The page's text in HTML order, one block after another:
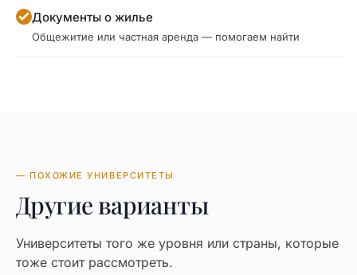
Документы о жилье
Общежитие или частная аренда — помогаем найти
— ПОХОЖИЕ УНИВЕРСИТЕТЫ
Другие варианты
Университеты того же уровня или страны, которые
тоже стоит рассмотреть.